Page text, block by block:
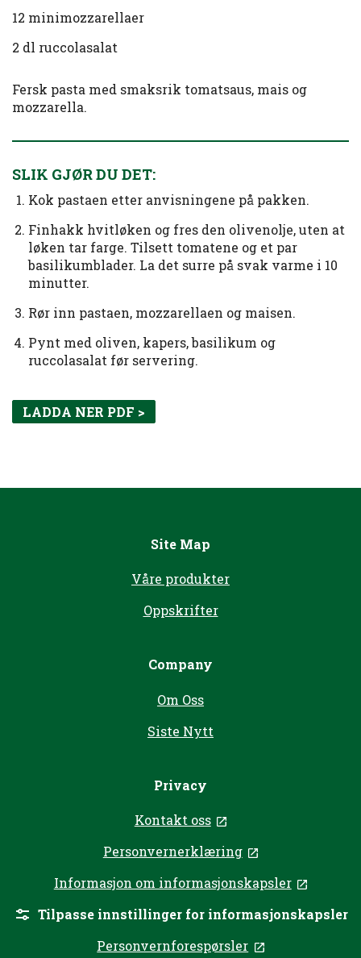
12 minimozzarellaer
2 dl ruccolasalat
Fersk pasta med smaksrik tomatsaus, mais og
mozzarella.
SLIK GJØR DU DET:
Kok pastaen etter anvisningene på pakken.
Finhakk hvitløken og fres den olivenolje, uten at
løken tar farge. Tilsett tomatene og et par
basilikumblader. La det surre på svak varme i 10
minutter.
Rør inn pastaen, mozzarellaen og maisen.
Pynt med oliven, kapers, basilikum og
ruccolasalat før servering.
LADDA NER PDF >
Site Map
Våre produkter
Oppskrifter
Company
Om Oss
Siste Nytt
Privacy
Kontakt oss
Personvernerklæring
Informasjon om informasjonskapsler
Tilpasse innstillinger for informasjonskapsler
Personvernforespørsler
, opens in a